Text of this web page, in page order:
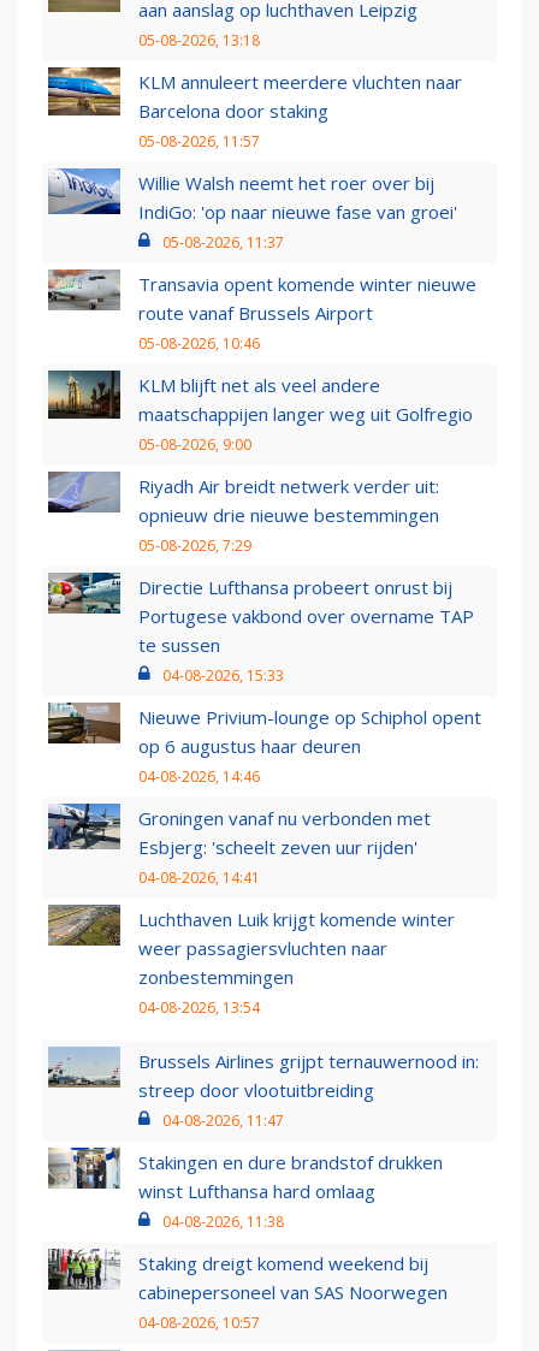
aan aanslag op luchthaven Leipzig
05-08-2026, 13:18
KLM annuleert meerdere vluchten naar
Barcelona door staking
05-08-2026, 11:57
Willie Walsh neemt het roer over bij
IndiGo: 'op naar nieuwe fase van groei'
05-08-2026, 11:37
Transavia opent komende winter nieuwe
route vanaf Brussels Airport
05-08-2026, 10:46
KLM blijft net als veel andere
maatschappijen langer weg uit Golfregio
05-08-2026, 9:00
Riyadh Air breidt netwerk verder uit:
opnieuw drie nieuwe bestemmingen
05-08-2026, 7:29
Directie Lufthansa probeert onrust bij
Portugese vakbond over overname TAP
te sussen
04-08-2026, 15:33
Nieuwe Privium-lounge op Schiphol opent
op 6 augustus haar deuren
04-08-2026, 14:46
Groningen vanaf nu verbonden met
Esbjerg: 'scheelt zeven uur rijden'
04-08-2026, 14:41
Luchthaven Luik krijgt komende winter
weer passagiersvluchten naar
zonbestemmingen
04-08-2026, 13:54
Brussels Airlines grijpt ternauwernood in:
streep door vlootuitbreiding
04-08-2026, 11:47
Stakingen en dure brandstof drukken
winst Lufthansa hard omlaag
04-08-2026, 11:38
Staking dreigt komend weekend bij
cabinepersoneel van SAS Noorwegen
04-08-2026, 10:57